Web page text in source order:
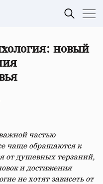
новый
частью
чаще обращаются к
от душевных терзаний,
и достижения
не хотят зависеть от